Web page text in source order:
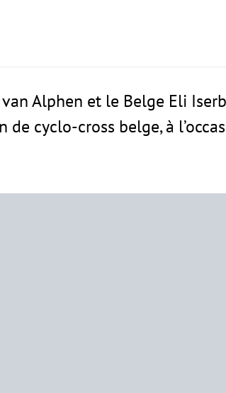
Alphen et le Belge Eli
de cyclo-cross belge, à